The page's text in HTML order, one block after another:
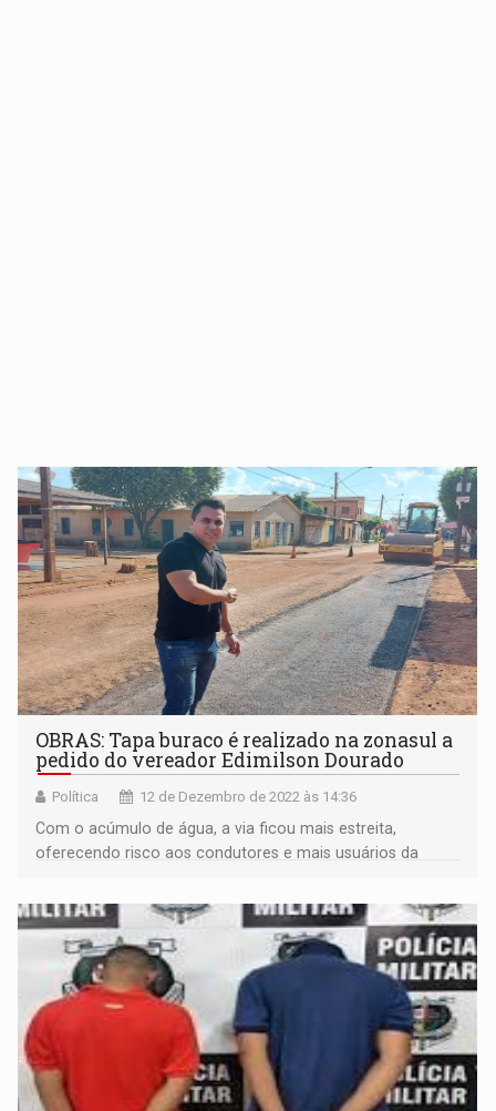
OBRAS: Tapa buraco é realizado na zonasul a
pedido do vereador Edimilson Dourado
Política 12 de Dezembro de 2022 às 14:36
Com o acúmulo de água, a via ficou mais estreita,
oferecendo risco aos condutores e mais usuários da